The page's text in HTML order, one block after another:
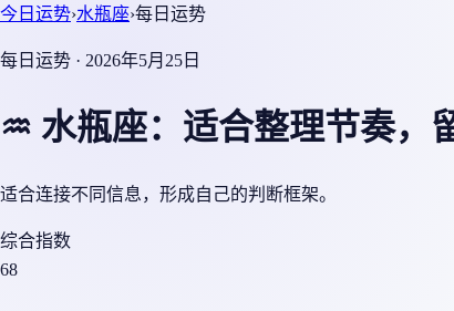
今日运势›水瓶座›每日运势
每日运势 · 2026年5月25日
♒ 水瓶座：适合整理节奏，
适合连接不同信息，形成自己的判断框架。
综合指数
68